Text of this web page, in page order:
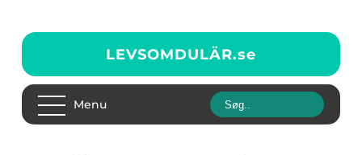
LEVSOMDULÄR.se
Menu